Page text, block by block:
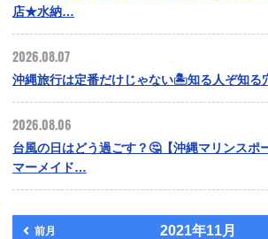
店★水納…
2026.08.07
沖縄旅行は定番だけじゃない🏝️知る人ぞ知る
2026.08.06
台風の日はどう過ごす？🤔【沖縄マリンス
マーメイド…
前月 2021年11月